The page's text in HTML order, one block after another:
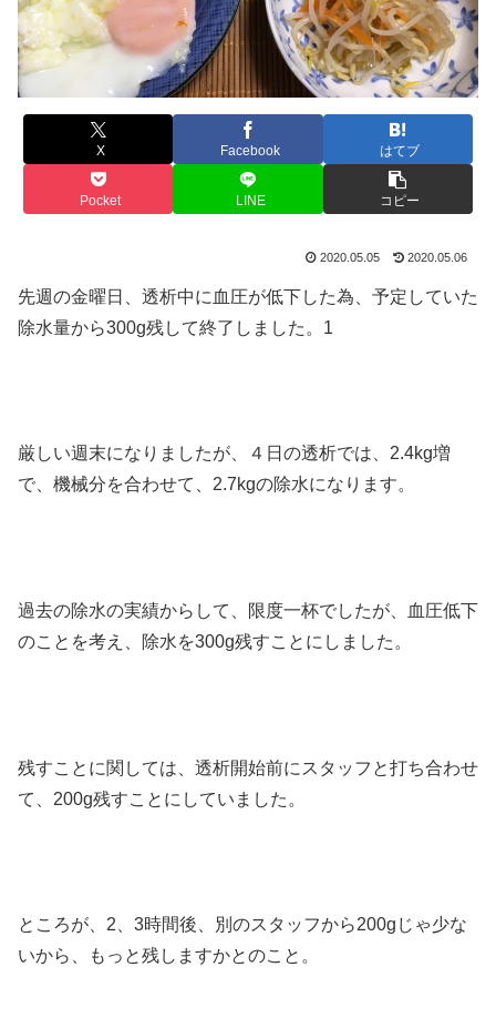
X Facebook はてブ
Pocket LINE コピー
2020.05.05 2020.05.06
先週の金曜日、透析中に血圧が低下した為、予定していた
除水量から300g残して終了しました。1
厳しい週末になりましたが、４日の透析では、2.4kg増
で、機械分を合わせて、2.7kgの除水になります。
過去の除水の実績からして、限度一杯でしたが、血圧低下
のことを考え、除水を300g残すことにしました。
残すことに関しては、透析開始前にスタッフと打ち合わせ
て、200g残すことにしていました。
ところが、2、3時間後、別のスタッフから200gじゃ少な
いから、もっと残しますかとのこと。